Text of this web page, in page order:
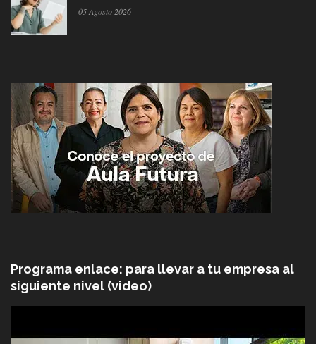
05 Agosto 2026
Programa enlace: para llevar a tu empresa al
siguiente nivel (video)